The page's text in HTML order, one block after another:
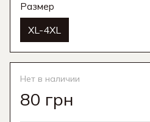
Размер
XL-4XL
Нет в наличии
80 грн